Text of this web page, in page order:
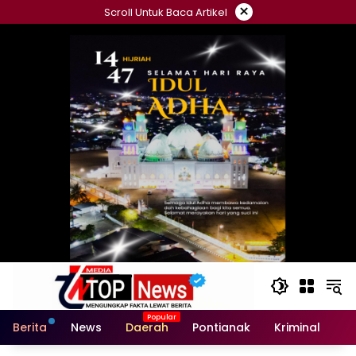
ke
Scroll Untuk Baca Artikel ×
Berita News Daerah Pontianak Kriminal